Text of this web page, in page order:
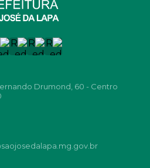
Drumond, 60 - Centro